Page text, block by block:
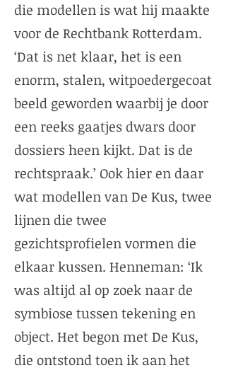
die modellen is wat hij maakte
voor de Rechtbank Rotterdam.
‘Dat is net klaar, het is een
enorm, stalen, witpoedergecoat
beeld geworden waarbij je door
een reeks gaatjes dwars door
dossiers heen kijkt. Dat is de
rechtspraak.’ Ook hier en daar
wat modellen van De Kus, twee
lijnen die twee
gezichtsprofielen vormen die
elkaar kussen. Henneman: ‘Ik
was altijd al op zoek naar de
symbiose tussen tekening en
object. Het begon met De Kus,
die ontstond toen ik aan het